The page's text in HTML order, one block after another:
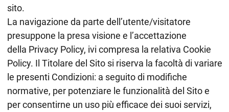
sito.
La navigazione da parte dell’utente/visitatore
presuppone la presa visione e l’accettazione
della Privacy Policy, ivi compresa la relativa Cookie
Policy. Il Titolare del Sito si riserva la facoltà di variare
le presenti Condizioni: a seguito di modifiche
normative, per potenziare le funzionalità del Sito e
per consentirne un uso più efficace dei suoi servizi,